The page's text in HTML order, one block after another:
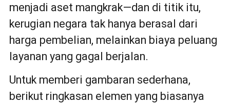
menjadi aset mangkrak—dan di titik itu,
kerugian negara tak hanya berasal dari
harga pembelian, melainkan biaya peluang
layanan yang gagal berjalan.
Untuk memberi gambaran sederhana,
berikut ringkasan elemen yang biasanya